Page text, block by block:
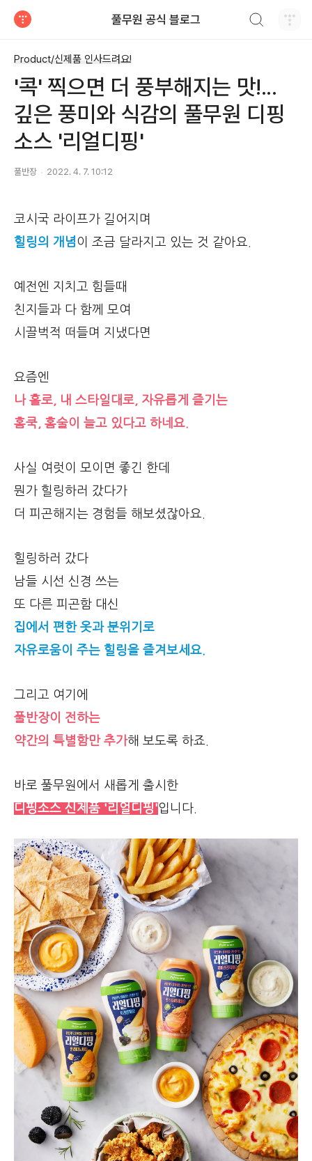
풀무원 공식 블로그
Product/신제품 인사드려요!
'콕' 찍으면 더 풍부해지는 맛!...
깊은 풍미와 식감의 풀무원 디핑
소스 '리얼디핑'
풀반장 2022. 4. 7. 10:12
코시국 라이프가 길어지며
힐링의 개념이 조금 달라지고 있는 것 같아요.
예전엔 지치고 힘들때
친지들과 다 함께 모여
시끌벅적 떠들며 지냈다면
요즘엔
나 홀로, 내 스타일대로, 자유롭게 즐기는
홈쿡, 홈술이 늘고 있다고 하네요.
사실 여럿이 모이면 좋긴 한데
뭔가 힐링하러 갔다가
더 피곤해지는 경험들 해보셨잖아요.
힐링하러 갔다
남들 시선 신경 쓰는
또 다른 피곤함 대신
집에서 편한 옷과 분위기로
자유로움이 주는 힐링을 즐겨보세요.
그리고 여기에
풀반장이 전하는
약간의 특별함만 추가해 보도록 하죠.
바로 풀무원에서 새롭게 출시한
디핑소스 신제품 '리얼디핑'입니다.